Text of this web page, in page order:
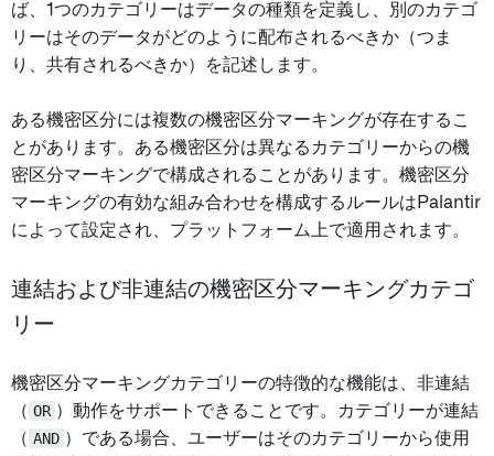
ば、1つのカテゴリーはデータの種類を定義し、別のカテゴ
リーはそのデータがどのように配布されるべきか（つま
り、共有されるべきか）を記述します。
ある機密区分には複数の機密区分マーキングが存在するこ
とがあります。ある機密区分は異なるカテゴリーからの機
密区分マーキングで構成されることがあります。機密区分
マーキングの有効な組み合わせを構成するルールはPalantir
によって設定され、プラットフォーム上で適用されます。
連結および非連結の機密区分マーキングカテゴ
リー
機密区分マーキングカテゴリーの特徴的な機能は、非連結
（ OR ）動作をサポートできることです。カテゴリーが連結
（ AND ）である場合、ユーザーはそのカテゴリーから使用